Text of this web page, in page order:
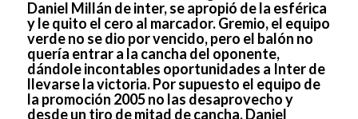
Daniel Millán de inter, se apropió de la esférica
y le quito el cero al marcador. Gremio, el equipo
verde no se dio por vencido, pero el balón no
quería entrar a la cancha del oponente,
dándole incontables oportunidades a Inter de
llevarse la victoria. Por supuesto el equipo de
la promoción 2005 no las desaprovecho y
desde un tiro de mitad de cancha, Daniel